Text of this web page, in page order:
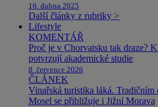
16. dubna 2025
Další články z rubriky >
Lifestyle
KOMENTÁŘ
Proč je v Chorvatsku tak draze?
potvrzují akademické studie
8. července 2026
ČLÁNEK
Vinařská turistika láká. Tradičním
Mosel se přibližuje i Jižní Morava